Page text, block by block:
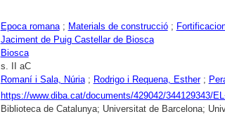
Epoca romana; Materials de construcció;
Jaciment de Puig Castellar de Biosca
Biosca
s. II aC
Romaní i Sala, Núria; Rodrigo i Requena, Esther;
https://www.diba.cat/documents/429042/344129343/
Biblioteca de Catalunya; Universitat de Barcelona;